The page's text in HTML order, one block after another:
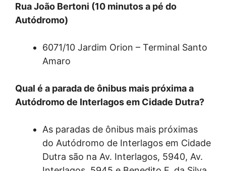
Rua João Bertoni (10 minutos a pé do
Autódromo)
6071/10 Jardim Orion – Terminal Santo
Amaro
Qual é a parada de ônibus mais próxima a
Autódromo de Interlagos em Cidade Dutra?
As paradas de ônibus mais próximas
do Autódromo de Interlagos em Cidade
Dutra são na Av. Interlagos, 5940, Av.